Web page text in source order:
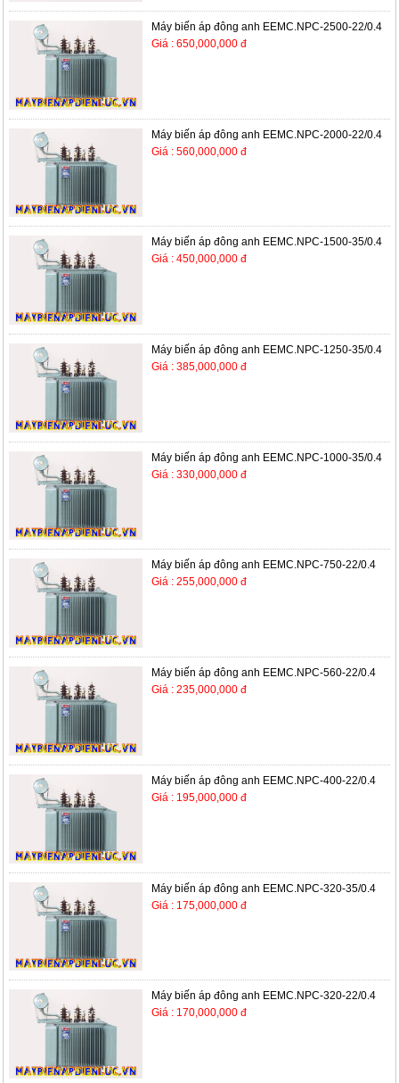
Máy biến áp đông anh EEMC.NPC-2500-22/0.4
Giá : 650,000,000 đ
Máy biến áp đông anh EEMC.NPC-2000-22/0.4
Giá : 560,000,000 đ
Máy biến áp đông anh EEMC.NPC-1500-35/0.4
Giá : 450,000,000 đ
Máy biến áp đông anh EEMC.NPC-1250-35/0.4
Giá : 385,000,000 đ
Máy biến áp đông anh EEMC.NPC-1000-35/0.4
Giá : 330,000,000 đ
Máy biến áp đông anh EEMC.NPC-750-22/0.4
Giá : 255,000,000 đ
Máy biến áp đông anh EEMC.NPC-560-22/0.4
Giá : 235,000,000 đ
Máy biến áp đông anh EEMC.NPC-400-22/0.4
Giá : 195,000,000 đ
Máy biến áp đông anh EEMC.NPC-320-35/0.4
Giá : 175,000,000 đ
Máy biến áp đông anh EEMC.NPC-320-22/0.4
Giá : 170,000,000 đ